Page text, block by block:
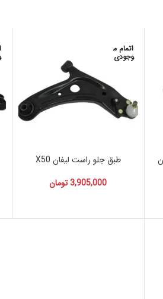
اتمام م
وجودی
طبق جلو راست لیفان X50
3,905,000تومان